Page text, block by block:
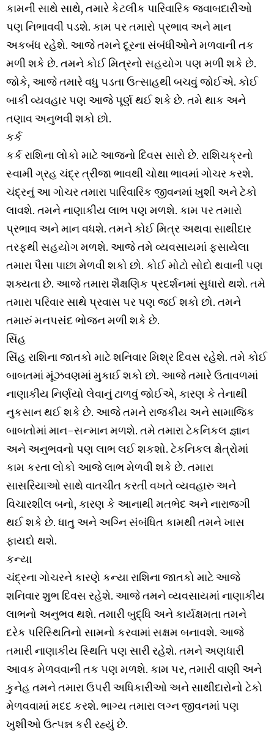
કામની સાથે સાથે, તમારે કેટલીક પારિવારિક જવાબદારીઓ
પણ નિભાવવી પડશે. કામ પર તમારો પ્રભાવ અને માન
અકબંધ રહેશે. આજે તમને દૂરના સંબંધીઓને મળવાની તક
મળી શકે છે. તમને કોઈ મિત્રનો સહયોગ પણ મળી શકે છે.
જોકે, આજે તમારે વધુ પડતા ઉત્સાહથી બચવું જોઈએ. કોઈ
બાકી વ્યવહાર પણ આજે પૂર્ણ થઈ શકે છે. તમે થાક અને
તણાવ અનુભવી શકો છો.
કર્ક
કર્ક રાશિના લોકો માટે આજનો દિવસ સારો છે. રાશિચક્રનો
સ્વામી ગ્રહ ચંદ્ર ત્રીજા ભાવથી ચોથા ભાવમાં ગોચર કરશે.
ચંદ્રનું આ ગોચર તમારા પારિવારિક જીવનમાં ખુશી અને ટેકો
લાવશે. તમને નાણાકીય લાભ પણ મળશે. કામ પર તમારો
પ્રભાવ અને માન વધશે. તમને કોઈ મિત્ર અથવા સાથીદાર
તરફથી સહયોગ મળશે. આજે તમે વ્યવસાયમાં ફસાયેલા
તમારા પૈસા પાછા મેળવી શકો છો. કોઈ મોટો સોદો થવાની પણ
શક્યતા છે. આજે તમારા શૈક્ષણિક પ્રદર્શનમાં સુધારો થશે. તમે
તમારા પરિવાર સાથે પ્રવાસ પર પણ જઈ શકો છો. તમને
તમારું મનપસંદ ભોજન મળી શકે છે.
સિંહ
સિંહ રાશિના જાતકો માટે શનિવાર મિશ્ર દિવસ રહેશે. તમે કોઈ
બાબતમાં મૂંઝવણમાં મુકાઈ શકો છો. આજે તમારે ઉતાવળમાં
નાણાકીય નિર્ણયો લેવાનું ટાળવું જોઈએ, કારણ કે તેનાથી
નુકસાન થઈ શકે છે. આજે તમને રાજકીય અને સામાજિક
બાબતોમાં માન-સન્માન મળશે. તમે તમારા ટેકનિકલ જ્ઞાન
અને અનુભવનો પણ લાભ લઈ શકશો. ટેકનિકલ ક્ષેત્રોમાં
કામ કરતા લોકો આજે લાભ મેળવી શકે છે. તમારા
સાસરિયાઓ સાથે વાતચીત કરતી વખતે વ્યવહારુ અને
વિચારશીલ બનો, કારણ કે આનાથી મતભેદ અને નારાજગી
થઈ શકે છે. ધાતુ અને અગ્નિ સંબંધિત કામથી તમને ખાસ
ફાયદો થશે.
કન્યા
ચંદ્રના ગોચરને કારણે કન્યા રાશિના જાતકો માટે આજે
શનિવાર શુભ દિવસ રહેશે. આજે તમને વ્યવસાયમાં નાણાકીય
લાભનો અનુભવ થશે. તમારી બુદ્ધિ અને કાર્યક્ષમતા તમને
દરેક પરિસ્થિતિનો સામનો કરવામાં સક્ષમ બનાવશે. આજે
તમારી નાણાકીય સ્થિતિ પણ સારી રહેશે. તમને અણધારી
આવક મેળવવાની તક પણ મળશે. કામ પર, તમારી વાણી અને
કુનેહ તમને તમારા ઉપરી અધિકારીઓ અને સાથીદારોનો ટેકો
મેળવવામાં મદદ કરશે. ભાગ્ય તમારા લગ્ન જીવનમાં પણ
ખુશીઓ ઉત્પન્ન કરી રહ્યું છે.